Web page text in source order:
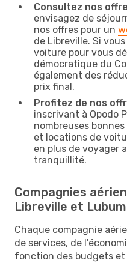
Consultez nos
envisagez de
nos offres pour un
de Libreville. Si
voiture pour vous
démocratique du
également des
prix final.
Profitez de nos
inscrivant à Opodo
nombreuses
et locations de
en plus de voyager
tranquillité.
Compagnies
Libreville et
Chaque compagnie
de services, de
fonction des budgets